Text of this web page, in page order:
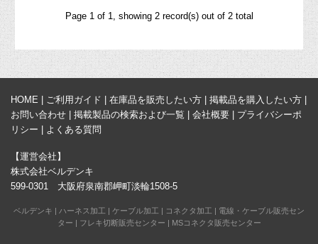
Page 1 of 1, showing 2 record(s) out of 2 total
HOME ご利用ガイド 在庫品を販売したい方 掲載品を購入したい方
お問い合わせ
掲載製品の検索および一覧 会社概要
プライバシーポ
リシー
よくある質問
【運営会社】
株式会社ベルデンキ
599-0301 大阪府泉南郡岬町淡輪1508-5
ベルデンキ ハーネス加工 ケーブル加工 コネクタ加工
電線・ケーブル販売セン
ター
フレキ切断販売センター MSコネクタ販売センター